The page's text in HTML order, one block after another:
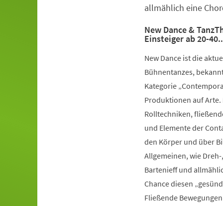
allmählich eine
New Dance &
Einsteiger ab 20-
New Dance ist die
Bühnentanzes,
Kategorie
Produktionen auf Arte.
Rolltechniken,
und Elemente der
den Körper und über
Allgemeinen, wie
Bartenieff und
Chance diesen
Fließende